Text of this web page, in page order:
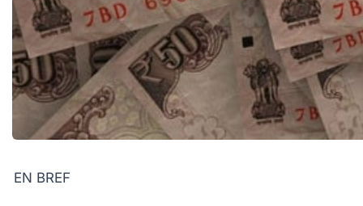
EN BREF